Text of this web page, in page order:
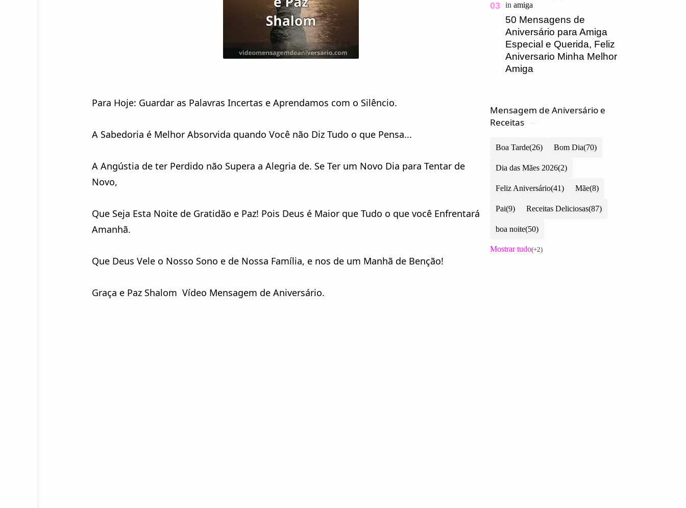
Para Hoje: Guardar as Palavras Incertas e Aprendamos com o Silêncio.
A Sabedoria é Melhor Absorvida quando Você não Diz Tudo o que Pensa...
A Angústia de ter Perdido não Supera a Alegria de. Se Ter um Novo Dia para Tentar de
Novo,
Que Seja Esta Noite de Gratidão e Paz! Pois Deus é Maior que Tudo o que você Enfrentará
Amanhã.
Que Deus Vele o Nosso Sono e de Nossa Família, e nos de um Manhã de Benção!
Graça e Paz Shalom Vídeo Mensagem de Aniversário.
50 Mensagens de
Aniversário para Amiga
Especial e Querida, Feliz
Aniversario Minha Melhor
Amiga
Mensagem de Aniversário e
Receitas
Boa Tarde Bom Dia
Dia das Mães 2026
Feliz Aniversário Mãe
Pai Receitas Deliciosas
boa noite